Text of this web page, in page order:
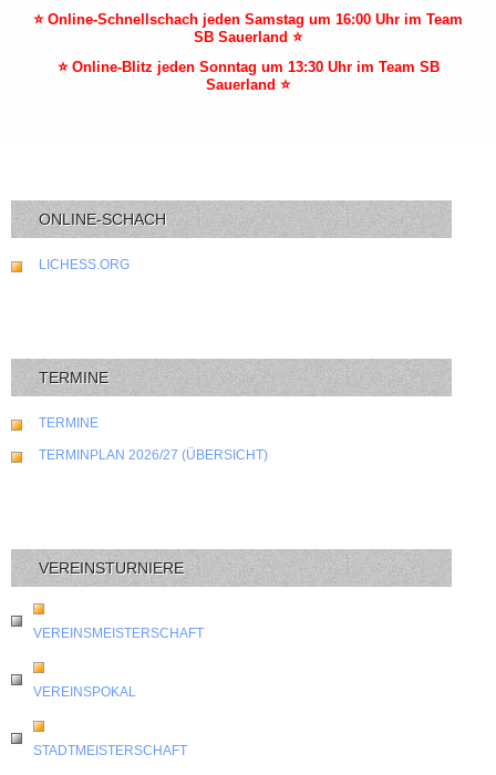
⭐ Online-Schnellschach jeden Samstag um 16:00 Uhr im Team
SB Sauerland ⭐
⭐ Online-Blitz jeden Sonntag um 13:30 Uhr im Team SB
Sauerland ⭐
ONLINE-SCHACH
LICHESS.ORG
TERMINE
TERMINE
TERMINPLAN 2026/27 (ÜBERSICHT)
VEREINSTURNIERE
VEREINSMEISTERSCHAFT
VEREINSPOKAL
STADTMEISTERSCHAFT